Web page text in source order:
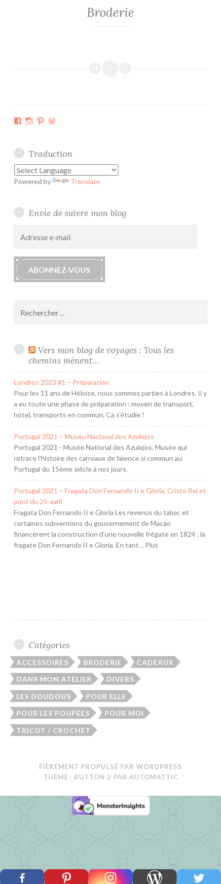
Broderie
Facebook
Instagram
Pinterest
Traduction
Powered by Translate
Envie de suivre mon blog
mail
ABONNEZ-VOUS
Vers mon blog de voyages : Tous les
chemins mènent…
Londres 2023 #1 – Préparation
Pour les 11 ans de Héloïse, nous sommes parties à Londres. Il y
a eu toute une phase de préparation : moyen de transport,
hôtel, transports en commun. Ca s'étudie !
Portugal 2021 – Museu Nacional dos Azulejos
Portugal 2021 - Musée National des Azulejos. Musée qui
retrace l'histoire des carreaux de faïence si commun au
Portugal du 15ème siècle à nos jours.
Portugal 2021 – Fragata Don Fernando II e Gloria, Cristo Rei et
pont du 25-avril
Fragata Don Fernando II e Gloria Les revenus du tabac et
certaines subventions du gouvernement de Macao
financèrent la construction d’une nouvelle frégate en 1824 : la
fragate Don Fernando II e Gloria. En tant… Plus
Catégories
ACCESSOIRES BRODERIE CADEAUX
DANS MON ATELIER DIVERS
LES DOUDOUS POUR ELLE
POUR LES POUPÉES POUR MOI
TRICOT / CROCHET
FIÈREMENT PROPULSÉ PAR WORDPRESS
THÈME : BUTTON 2 PAR AUTOMATTIC